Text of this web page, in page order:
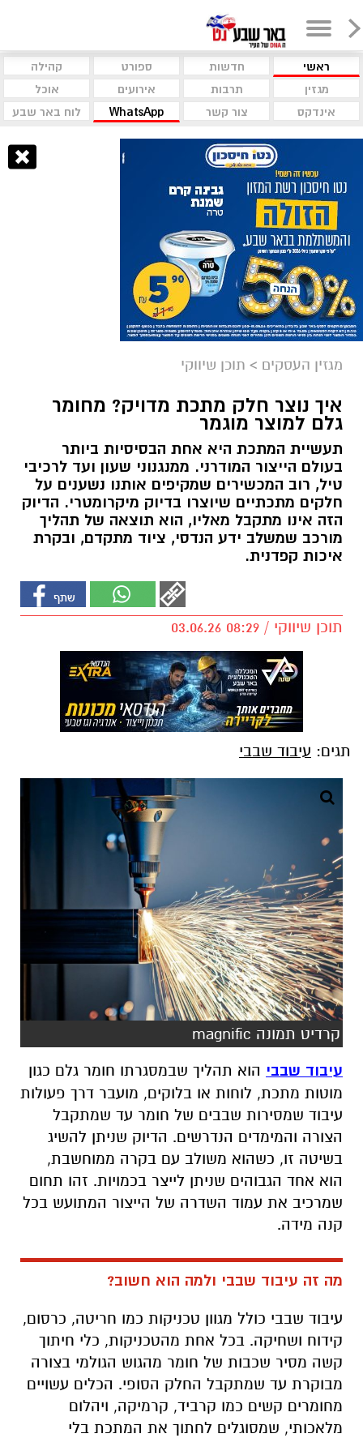
ראשי חדשות ספורט
קהילה
מגזין
תרבות אירועים
אוכל
אינדקס
צור קשר WhatsApp לוח באר שבע
מגזין העסקים > תוכן שיווקי
איך נוצר חלק מתכת מדויק? מחומר
גלם למוצר מוגמר
תעשיית המתכת היא אחת הבסיסיות ביותר
בעולם הייצור המודרני. ממנגנוני שעון ועד לרכיבי
טיל, רוב המכשירים שמקיפים אותנו נשענים על
חלקים מתכתיים שיוצרו בדיוק מיקרומטרי. הדיוק
הזה אינו מתקבל מאליו, הוא תוצאה של תהליך
מורכב שמשלב ידע הנדסי, ציוד מתקדם, ובקרת
איכות קפדנית.
תוכן שיווקי / 08:29 03.06.26
תגים: עיבוד שבבי
קרדיט תמונה magnific
עיבוד שבבי הוא תהליך שבמסגרתו חומר גלם כגון
מוטות מתכת, לוחות או בלוקים, מועבר דרך פעולות
עיבוד שמסירות שבבים של חומר עד שמתקבל
הצורה והמימדים הנדרשים. הדיוק שניתן להשיג
בשיטה זו, כשהוא משולב עם בקרה ממוחשבת,
הוא אחד הגבוהים שניתן לייצר בכמויות. זהו תחום
שמרכיב את עמוד השדרה של הייצור המתועש בכל
קנה מידה.
מה זה עיבוד שבבי ולמה הוא חשוב?
עיבוד שבבי כולל מגוון טכניקות כמו חריטה, כרסום,
קידוח ושחיקה. בכל אחת מהטכניקות, כלי חיתוך
קשה מסיר שכבות של חומר מהגוש הגולמי בצורה
מבוקרת עד שמתקבל החלק הסופי. הכלים עשויים
מחומרים קשים כמו קרביד, קרמיקה, ויהלום
מלאכותי, שמסוגלים לחתוך את המתכת בלי